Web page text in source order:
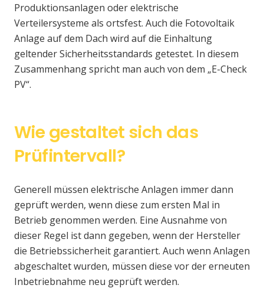
Produktionsanlagen oder elektrische
Verteilersysteme als ortsfest. Auch die Fotovoltaik
Anlage auf dem Dach wird auf die Einhaltung
geltender Sicherheitsstandards getestet. In diesem
Zusammenhang spricht man auch von dem „E-Check
PV“.
Wie gestaltet sich das
Prüfintervall?
Generell müssen elektrische Anlagen immer dann
geprüft werden, wenn diese zum ersten Mal in
Betrieb genommen werden. Eine Ausnahme von
dieser Regel ist dann gegeben, wenn der Hersteller
die Betriebssicherheit garantiert. Auch wenn Anlagen
abgeschaltet wurden, müssen diese vor der erneuten
Inbetriebnahme neu geprüft werden.